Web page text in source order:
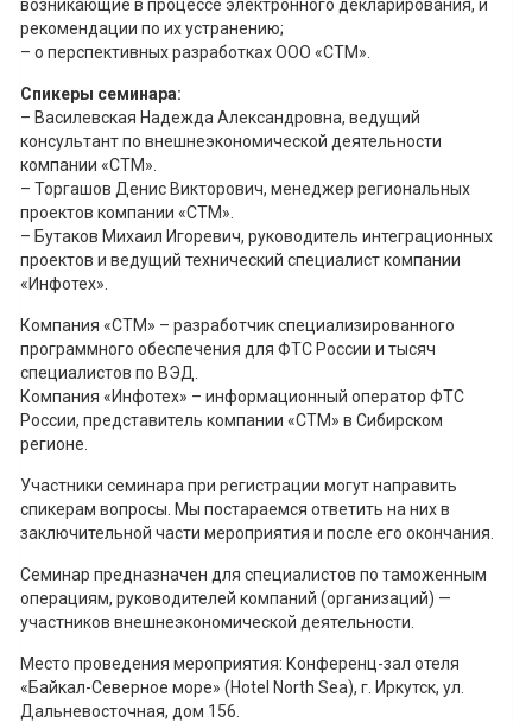
возникающие в процессе электронного декларирования, и
рекомендации по их устранению;
– о перспективных разработках ООО «СТМ».
Спикеры семинара:
– Василевская Надежда Александровна, ведущий
консультант по внешнеэкономической деятельности
компании «СТМ».
– Торгашов Денис Викторович, менеджер региональных
проектов компании «СТМ».
– Бутаков Михаил Игоревич, руководитель интеграционных
проектов и ведущий технический специалист компании
«Инфотех».
Компания «СТМ» – разработчик специализированного
программного обеспечения для ФТС России и тысяч
специалистов по ВЭД.
Компания «Инфотех» – информационный оператор ФТС
России, представитель компании «СТМ» в Сибирском
регионе.
Участники семинара при регистрации могут направить
спикерам вопросы. Мы постараемся ответить на них в
заключительной части мероприятия и после его окончания.
Семинар предназначен для специалистов по таможенным
операциям, руководителей компаний (организаций) —
участников внешнеэкономической деятельности.
Место проведения мероприятия: Конференц-зал отеля
«Байкал-Северное море» (Hotel North Sea), г. Иркутск, ул.
Дальневосточная, дом 156.